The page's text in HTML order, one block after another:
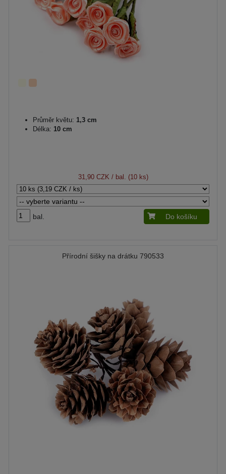
Průměr květu: 1,3 cm
Délka: 10 cm
31,90 CZK / bal. (10 ks)
bal. Do košíku
Přírodní šišky na drátku 790533